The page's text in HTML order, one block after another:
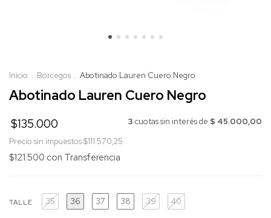
Inicio . Borcegos . Abotinado Lauren Cuero Negro
Abotinado Lauren Cuero Negro
$135.000 3 cuotas sin interés de $ 45.000,00
Precio sin impuestos$111.570,25
$121.500 con Transferencia
TALLE 35 36 37 38 39 40